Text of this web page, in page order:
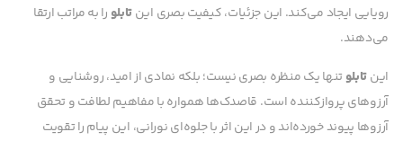
رویایی ایجاد می‌کند. این جزئیات، کیفیت بصری اینتابلورا به مراتب ارتقا
می‌دهند.
اینتابلوتنها یک منظره بصری نیست؛ بلکه نمادی از امید، روشنایی و
آرزوهای پروازکننده است. قاصدک‌ها همواره با مفاهیم لطافت و تحقق
آرزوها پیوند خورده‌اند و در این اثر با جلوه‌ای نورانی، این پیام را تقویت